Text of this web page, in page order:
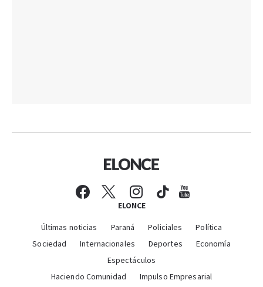
ELONCE
Últimas noticias Paraná Policiales
Política
Sociedad
Internacionales Deportes
Economía
Espectáculos
Haciendo Comunidad
Impulso Empresarial